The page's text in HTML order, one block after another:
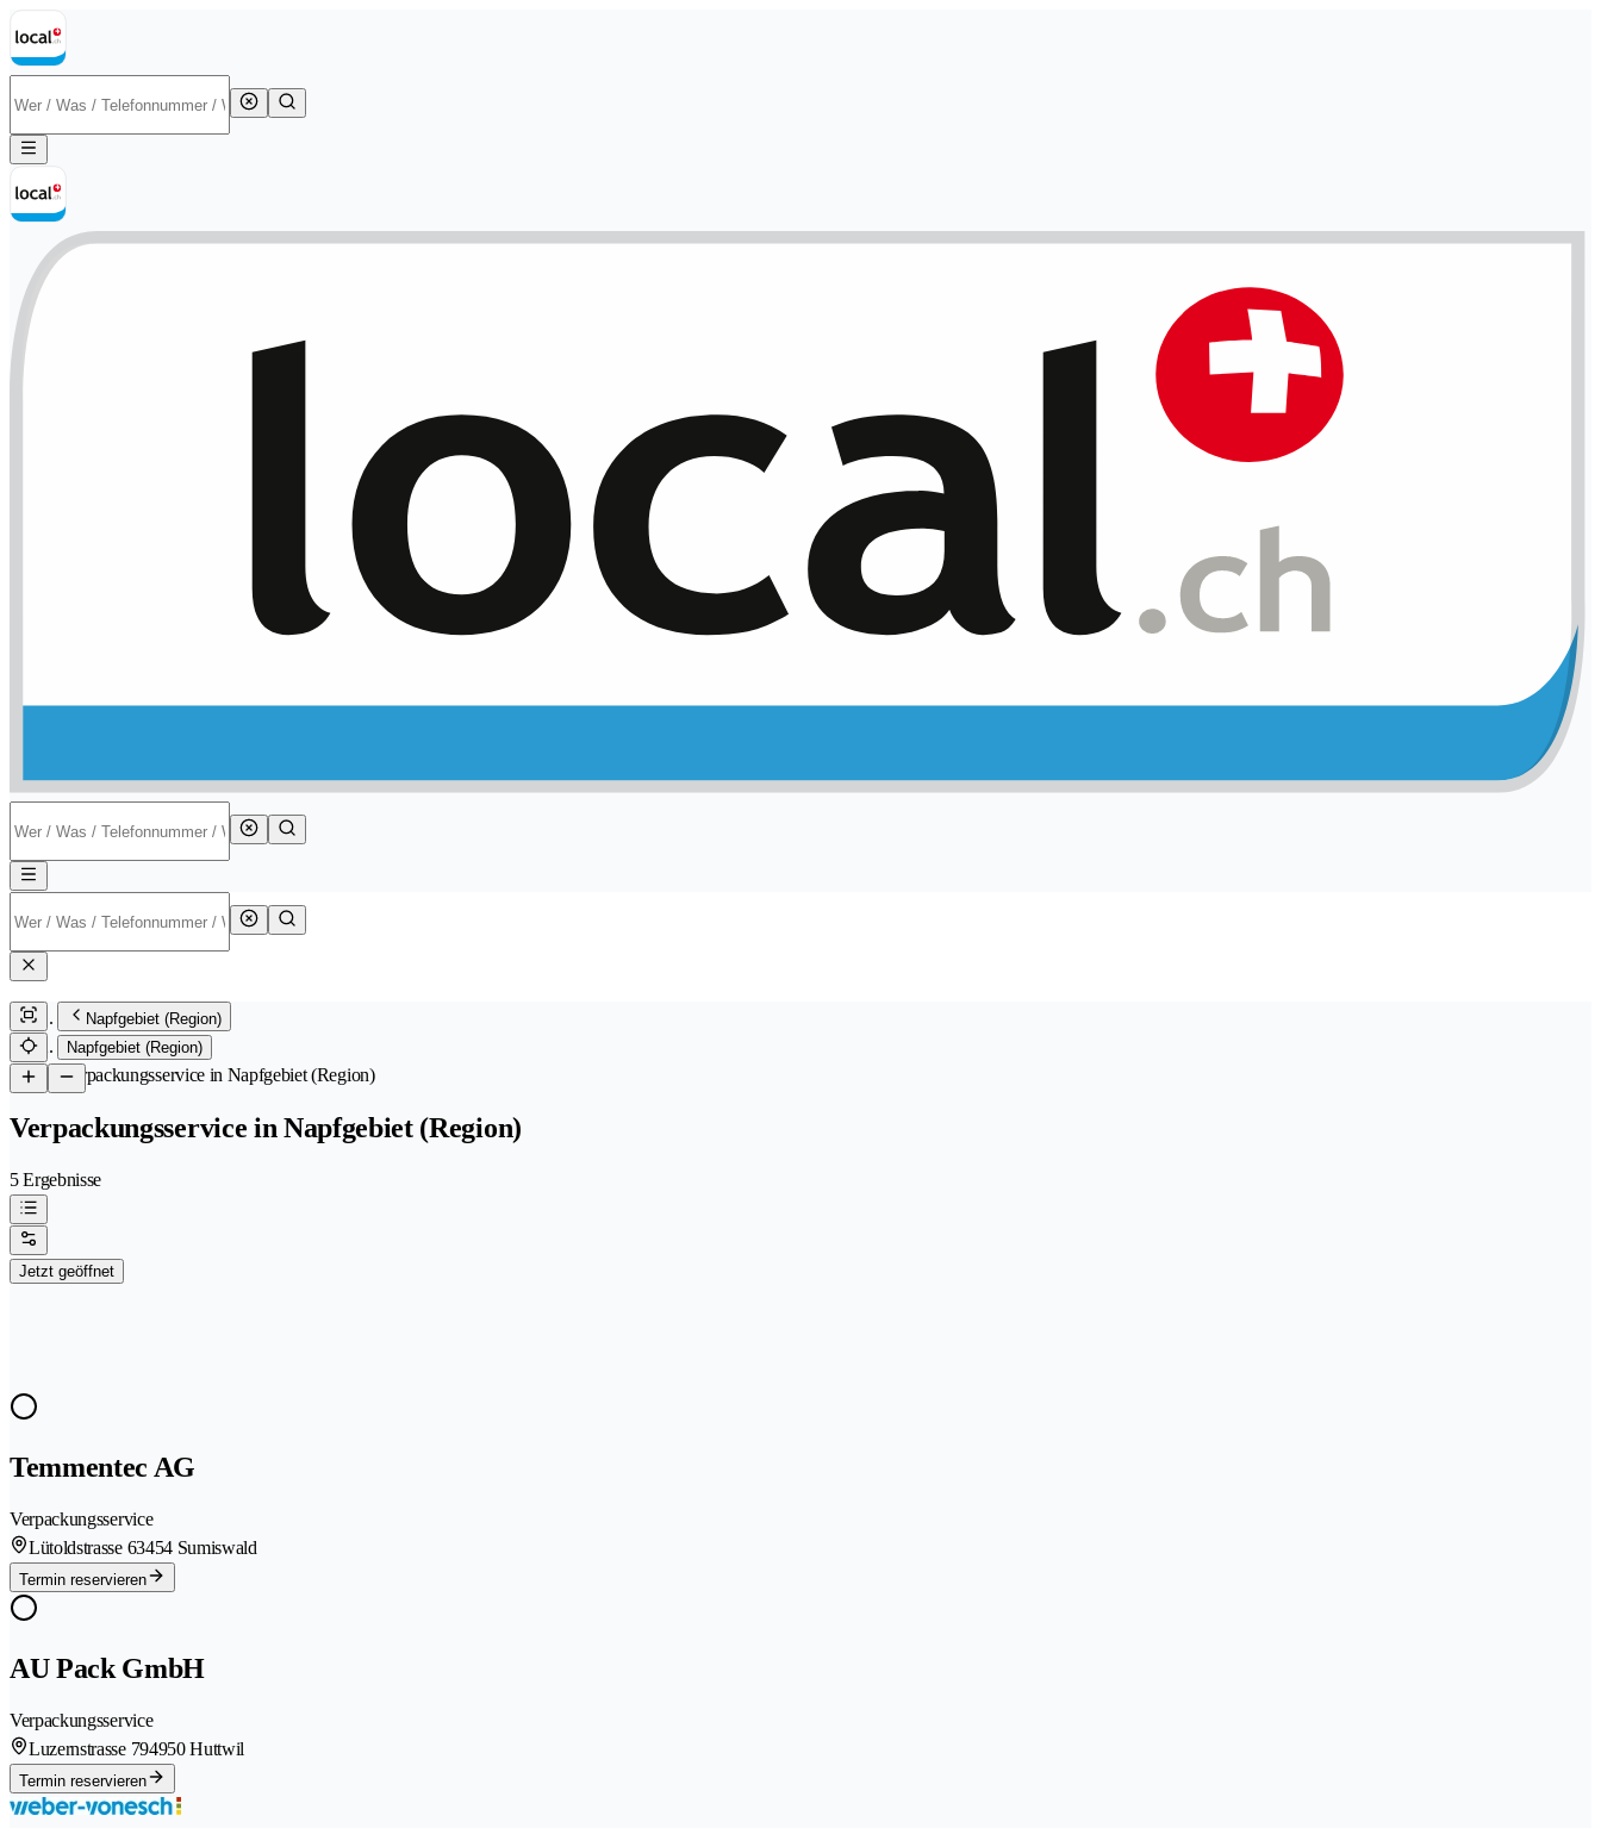
Napfgebiet (Region)
Napfgebiet (Region)
/Verpackungsservice in Napfgebiet (Region)
Verpackungsservice in Napfgebiet (Region)
5 Ergebnisse
Jetzt geöffnet
Temmentec AG
Verpackungsservice
Lütoldstrasse 63454 Sumiswald
Termin reservieren
AU Pack GmbH
Verpackungsservice
Luzernstrasse 794950 Huttwil
Termin reservieren